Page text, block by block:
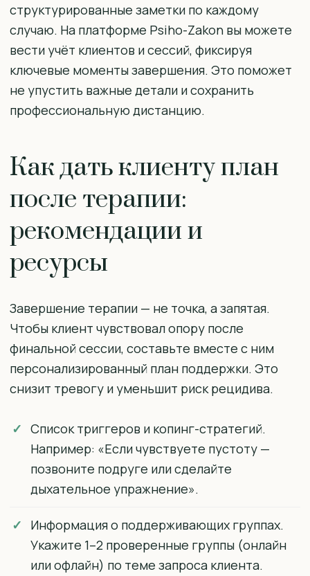
структурированные заметки по каждому
случаю. На платформе Psiho-Zakon вы можете
вести учёт клиентов и сессий, фиксируя
ключевые моменты завершения. Это поможет
не упустить важные детали и сохранить
профессиональную дистанцию.
Как дать клиенту план
после терапии:
рекомендации и
ресурсы
Завершение терапии — не точка, а запятая.
Чтобы клиент чувствовал опору после
финальной сессии, составьте вместе с ним
персонализированный план поддержки. Это
снизит тревогу и уменьшит риск рецидива.
Список триггеров и копинг-стратегий.
Например: «Если чувствуете пустоту —
позвоните подруге или сделайте
дыхательное упражнение».
Информация о поддерживающих группах.
Укажите 1–2 проверенные группы (онлайн
или офлайн) по теме запроса клиента.